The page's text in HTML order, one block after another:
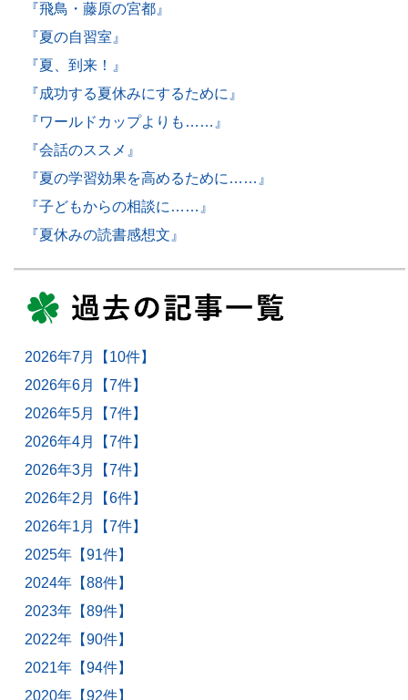
『飛鳥・藤原の宮都』
『夏の自習室』
『夏、到来！』
『成功する夏休みにするために』
『ワールドカップよりも……』
『会話のススメ』
『夏の学習効果を高めるために……』
『子どもからの相談に……』
『夏休みの読書感想文』
2026年7月【10件】
2026年6月【7件】
2026年5月【7件】
2026年4月【7件】
2026年3月【7件】
2026年2月【6件】
2026年1月【7件】
2025年【91件】
2024年【88件】
2023年【89件】
2022年【90件】
2021年【94件】
2020年【92件】